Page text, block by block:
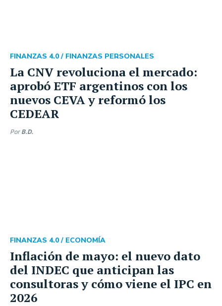
La CNV revoluciona el mercado:
aprobó ETF argentinos con los
nuevos CEVA y reformó los
CEDEAR
FINANZAS 4.0 / FINANZAS PERSONALES
Por B.D.
Inflación de mayo: el nuevo dato
del INDEC que anticipan las
consultoras y cómo viene el IPC en
2026
FINANZAS 4.0 / ECONOMÍA